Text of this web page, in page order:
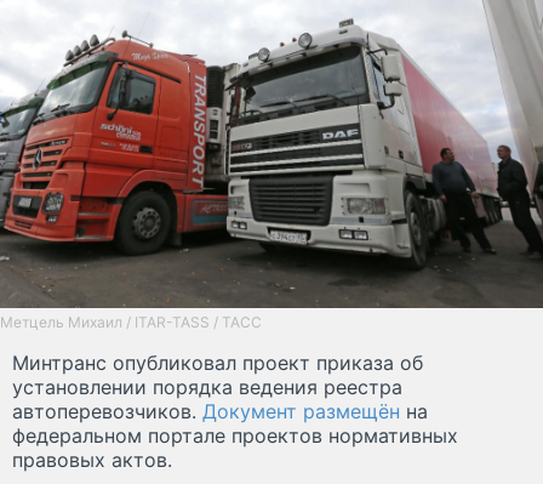
Метцель Михаил / ITAR-TASS / ТАСС
Минтранс опубликовал проект приказа об
установлении порядка ведения реестра
автоперевозчиков. Документ размещён на
федеральном портале проектов нормативных
правовых актов.